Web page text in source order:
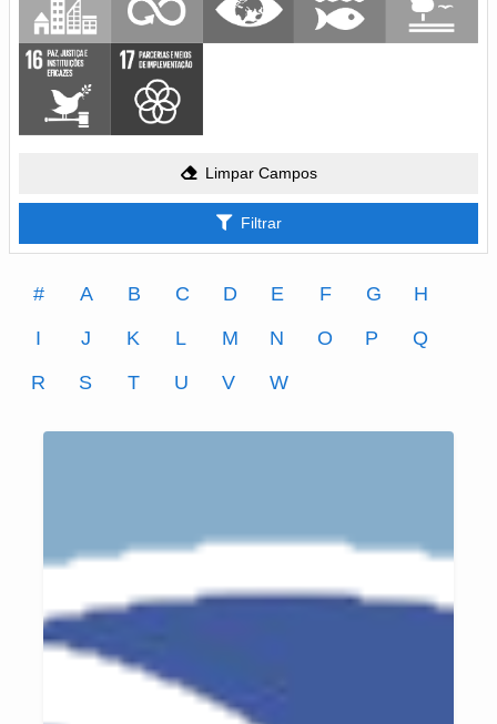
Limpar Campos
Filtrar
# A B C D E F G
H
I
J K L M N O P
Q
R
S T U V W